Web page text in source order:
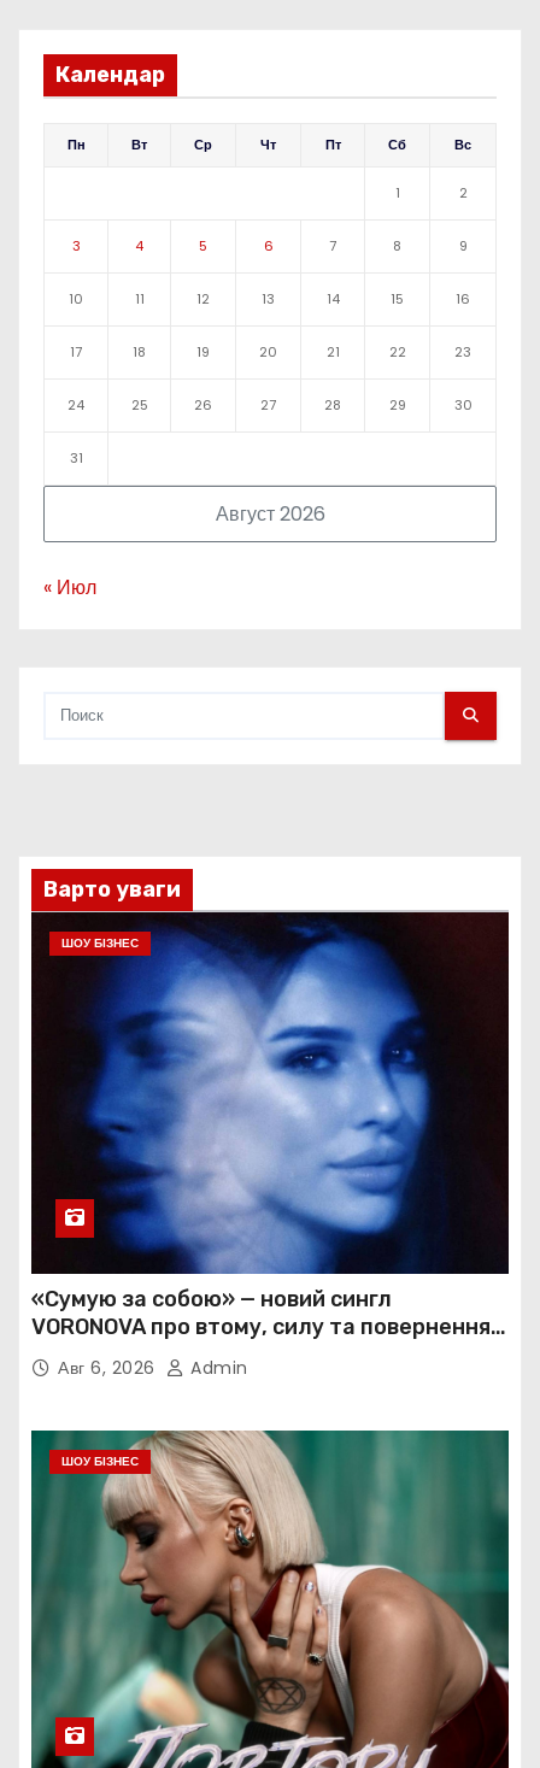
Календар
Август 2026
Пн Вт Ср Чт Пт Сб Вс
1 2
3 4 5 6 7 8 9
10 11 12 13 14 15 16
17 18 19 20 21 22 23
24 25 26 27 28 29 30
31
« Июл
Варто уваги
ШОУ БІЗНЕС
«Сумую за собою» — новий сингл
VORONOVA про втому, силу та повернення
до себе
Авг 6, 2026 Admin
ШОУ БІЗНЕС